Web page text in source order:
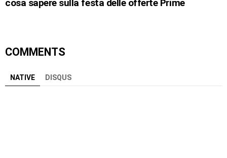
cosa sapere sulla festa delle offerte Prime
COMMENTS
NATIVE DISQUS